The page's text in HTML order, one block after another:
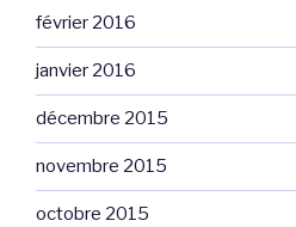
février 2016
janvier 2016
décembre 2015
novembre 2015
octobre 2015